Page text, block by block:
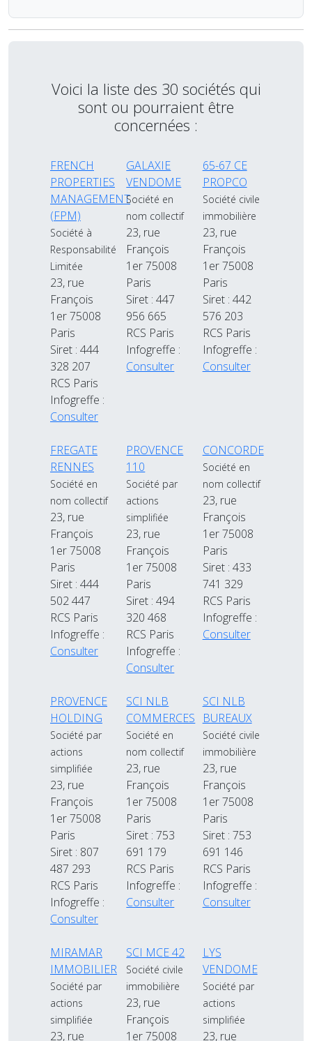
Voici la liste des 30 sociétés qui
sont ou pourraient être
concernées :
FRENCH
PROPERTIES
MANAGEMENT
(FPM)
Société à
Responsabilité
Limitée
23, rue
François
1er 75008
Paris
Siret : 444
328 207
RCS Paris
Infogreffe :
Consulter
GALAXIE
VENDOME
Société en
nom collectif
23, rue
François
1er 75008
Paris
Siret : 447
956 665
RCS Paris
Infogreffe :
Consulter
65-67 CE
PROPCO
Société civile
immobilière
23, rue
François
1er 75008
Paris
Siret : 442
576 203
RCS Paris
Infogreffe :
Consulter
FREGATE
RENNES
Société en
nom collectif
23, rue
François
1er 75008
Paris
Siret : 444
502 447
RCS Paris
Infogreffe :
Consulter
PROVENCE
110
Société par
actions
simplifiée
23, rue
François
1er 75008
Paris
Siret : 494
320 468
RCS Paris
Infogreffe :
Consulter
CONCORDE
Société en
nom collectif
23, rue
François
1er 75008
Paris
Siret : 433
741 329
RCS Paris
Infogreffe :
Consulter
PROVENCE
HOLDING
Société par
actions
simplifiée
23, rue
François
1er 75008
Paris
Siret : 807
487 293
RCS Paris
Infogreffe :
Consulter
SCI NLB
COMMERCES
Société en
nom collectif
23, rue
François
1er 75008
Paris
Siret : 753
691 179
RCS Paris
Infogreffe :
Consulter
SCI NLB
BUREAUX
Société civile
immobilière
23, rue
François
1er 75008
Paris
Siret : 753
691 146
RCS Paris
Infogreffe :
Consulter
MIRAMAR
IMMOBILIER
Société par
actions
simplifiée
23, rue
SCI MCE 42
Société civile
immobilière
23, rue
François
1er 75008
LYS
VENDOME
Société par
actions
simplifiée
23, rue